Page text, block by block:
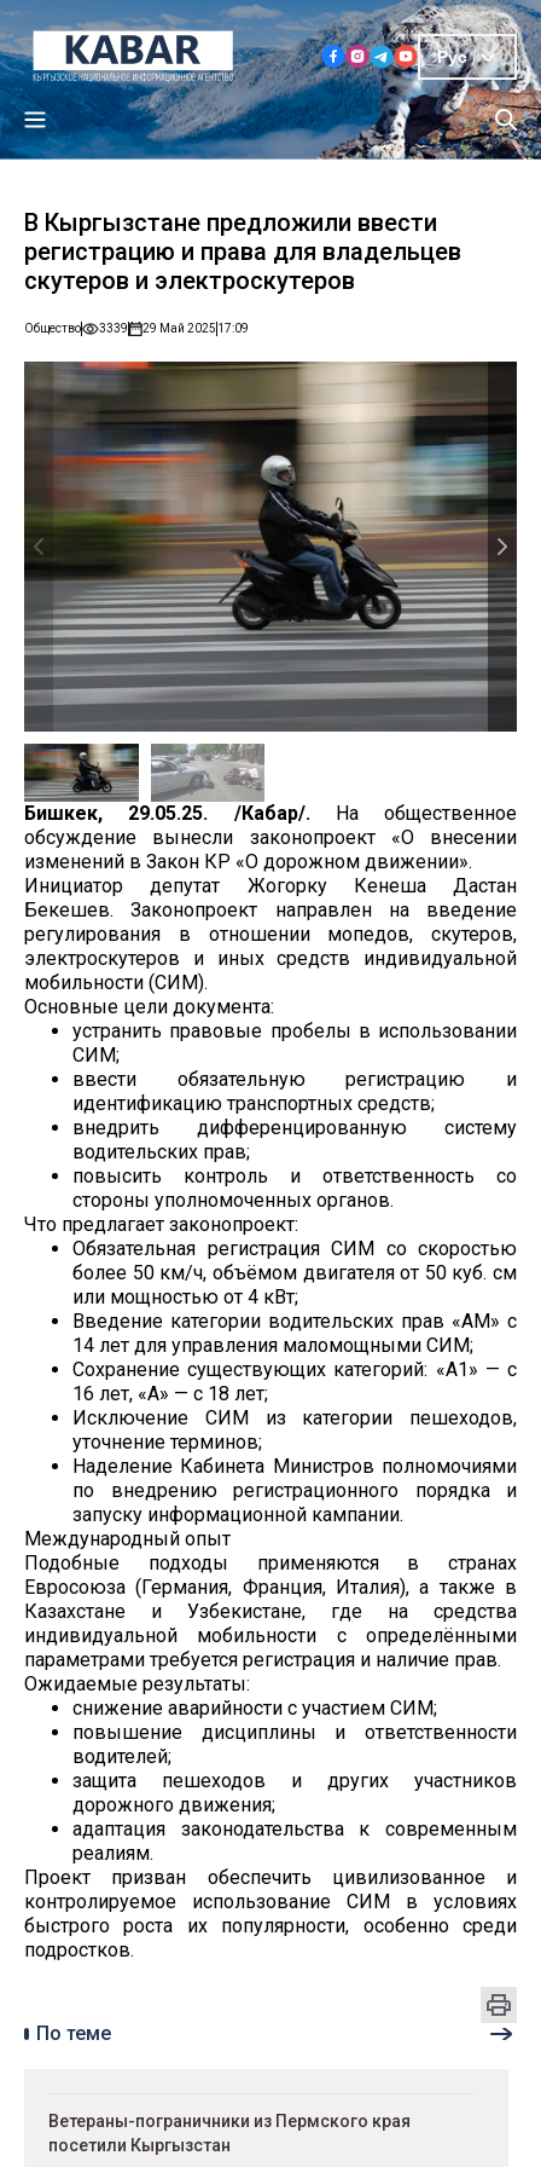
Рус
В Кыргызстане предложили ввести
регистрацию и права для владельцев
скутеров и электроскутеров
Общество 3339 29 Май 2025 17:09
Бишкек, 29.05.25. /Кабар/.
На общественное
обсуждение вынесли законопроект «О внесении
изменений в Закон КР «О дорожном движении».
Инициатор депутат Жогорку Кенеша Дастан
Бекешев. Законопроект направлен на введение
регулирования в отношении мопедов, скутеров,
электроскутеров и иных средств индивидуальной
мобильности (СИМ).
Основные цели документа:
устранить правовые пробелы в использовании
СИМ;
ввести обязательную регистрацию и
идентификацию транспортных средств;
внедрить дифференцированную систему
водительских прав;
повысить контроль и ответственность со
стороны уполномоченных органов.
Что предлагает законопроект:
Обязательная регистрация СИМ со скоростью
более 50 км/ч, объёмом двигателя от 50 куб. см
или мощностью от 4 кВт;
Введение категории водительских прав «АМ» с
14 лет для управления маломощными СИМ;
Сохранение существующих категорий: «А1» — с
16 лет, «А» — с 18 лет;
Исключение СИМ из категории пешеходов,
уточнение терминов;
Наделение Кабинета Министров полномочиями
по внедрению регистрационного порядка и
запуску информационной кампании.
Международный опыт
Подобные подходы применяются в странах
Евросоюза (Германия, Франция, Италия), а также в
Казахстане и Узбекистане, где на средства
индивидуальной мобильности с определёнными
параметрами требуется регистрация и наличие прав.
Ожидаемые результаты:
снижение аварийности с участием СИМ;
повышение дисциплины и ответственности
водителей;
защита пешеходов и других участников
дорожного движения;
адаптация законодательства к современным
реалиям.
Проект призван обеспечить цивилизованное и
контролируемое использование СИМ в условиях
быстрого роста их популярности, особенно среди
подростков.
По теме
Ветераны-пограничники из Пермского края
посетили Кыргызстан